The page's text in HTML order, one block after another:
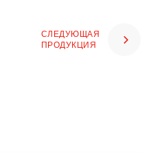
СЛЕДУЮЩАЯ
ПРОДУКЦИЯ